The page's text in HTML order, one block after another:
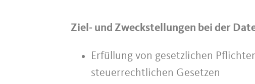
Ziel- und Zweckstellungen bei der
Erfüllung von gesetzlichen
steuerrechtlichen Gesetzen